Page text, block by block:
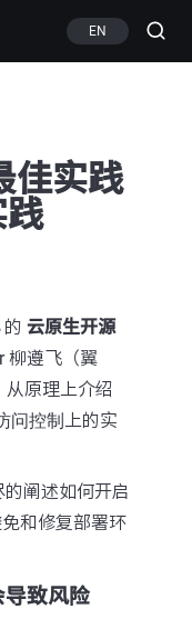
EN
佳实践
的 云原生开源
柳遵飞（翼
从原理上介绍
问控制上的实
阐述如何开启
和修复部署环
导致风险